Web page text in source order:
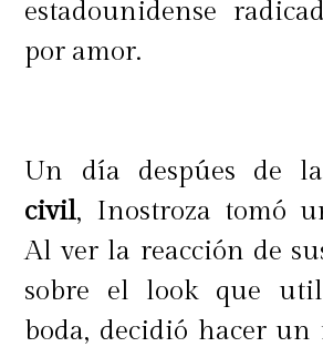
estadounidense
por amor.
Un día despúes de
civil, Inostroza tomó
Al ver la reacción de
sobre el look que
boda, decidió hacer un